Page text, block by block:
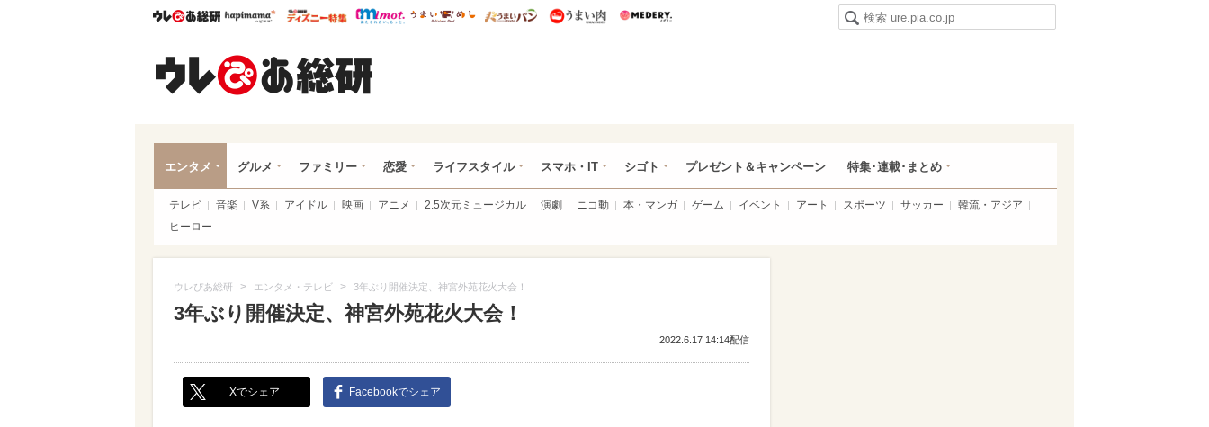
ウレぴあ総研ハピママ* ウレぴあ総研 ディズニー特集
mimot. うまいめし うまいパン うまい肉
エンタメ グルメ ファミリー 恋愛 ライフスタイル スマホ・IT シゴト プレゼント＆キャンペーン 特集･連載･まとめ
テレビ 音楽 V系 アイドル 映画 アニメ 2.5次元ミュージカル 演劇 ニコ動 本・マンガ ゲーム イベント アート スポーツ サッカー
韓流・アジア
ヒーロー
ウレぴあ総研 > エンタメ・テレビ > 3年ぶり開催決定、神宮外苑花火大会！
3年ぶり開催決定、神宮外苑花火大会！
2022.6.17 14:14配信
Xでシェア Facebookでシェア